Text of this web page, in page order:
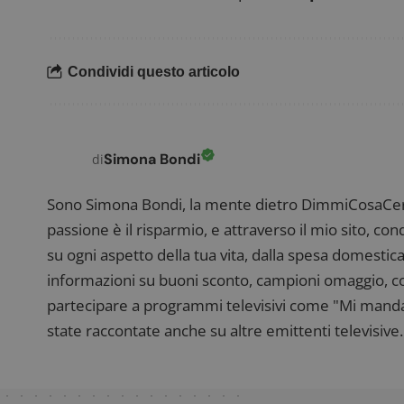
Condividi questo articolo
diSimona Bondi
Sono Simona Bondi, la mente dietro
passione è il risparmio, e attraverso il mio sito,
su ogni aspetto della tua vita, dalla spesa
informazioni su buoni sconto, campioni omaggio,
partecipare a programmi televisivi come "Mi
state raccontate anche su altre emittenti
Nome
_pk_id.1.938b
test_cookie